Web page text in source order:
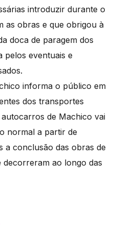
introduzir durante o
as obras e que obrigou à
doca de paragem dos
pelos eventuais e
informa o público em
dos transportes
de Machico vai
normal a partir de
a conclusão das obras de
ao longo das